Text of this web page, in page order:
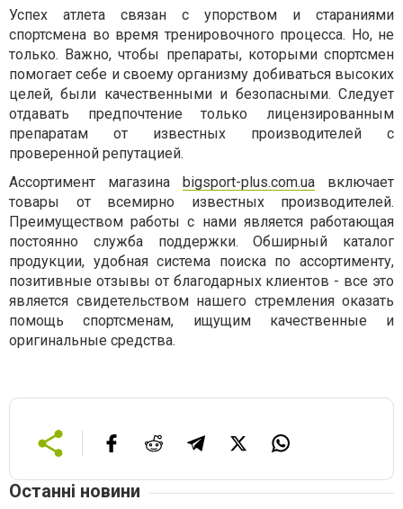
Успех атлета связан с упорством и стараниями
спортсмена во время тренировочного процесса. Но, не
только. Важно, чтобы препараты, которыми спортсмен
помогает себе и своему организму добиваться высоких
целей, были качественными и безопасными. Следует
отдавать предпочтение только лицензированным
препаратам от известных производителей с
проверенной репутацией.
Ассортимент магазина
bigsport-plus.com.ua включает
товары от всемирно известных производителей.
Преимуществом работы с нами является работающая
постоянно служба поддержки. Обширный каталог
продукции, удобная система поиска по ассортименту,
позитивные отзывы от благодарных клиентов - все это
является свидетельством нашего стремления оказать
помощь спортсменам, ищущим качественные и
оригинальные средства.
Останні новини